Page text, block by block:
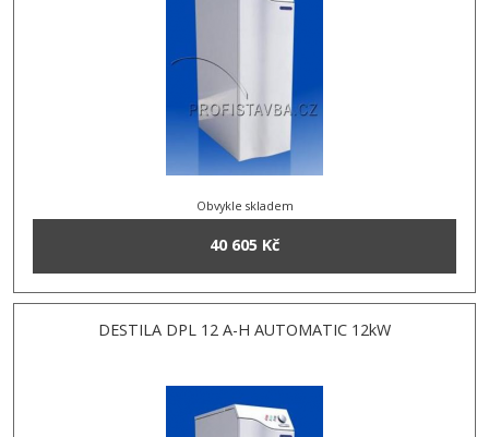
Obvykle skladem
40 605 Kč
DESTILA DPL 12 A-H AUTOMATIC 12kW